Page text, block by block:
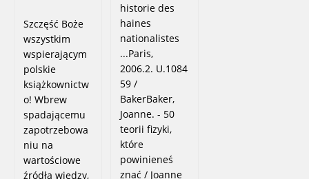
Szczęść Boże
wszystkim
wspierającym
polskie
książkownictw
o! Wbrew
spadającemu
zapotrzebowa
niu na
wartościowe
źródła wiedzy,
historie des
haines
nationalistes
...Paris,
2006.2. U.1084
59 /
BakerBaker,
Joanne. - 50
teorii fizyki,
które
powinieneś
znać / Joanne